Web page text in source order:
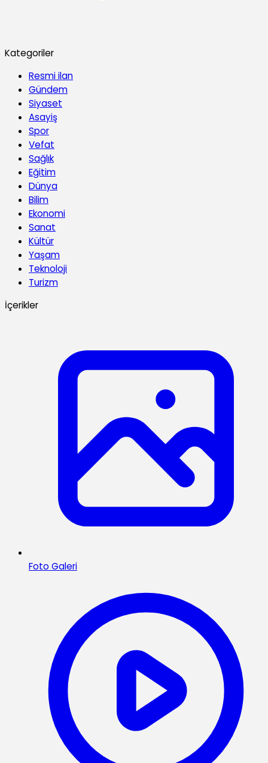
Kategoriler
Resmi ilan
Gündem
Siyaset
Asayiş
Spor
Vefat
Sağlık
Eğitim
Dünya
Bilim
Ekonomi
Sanat
Kültür
Yaşam
Teknoloji
Turizm
İçerikler
Foto Galeri